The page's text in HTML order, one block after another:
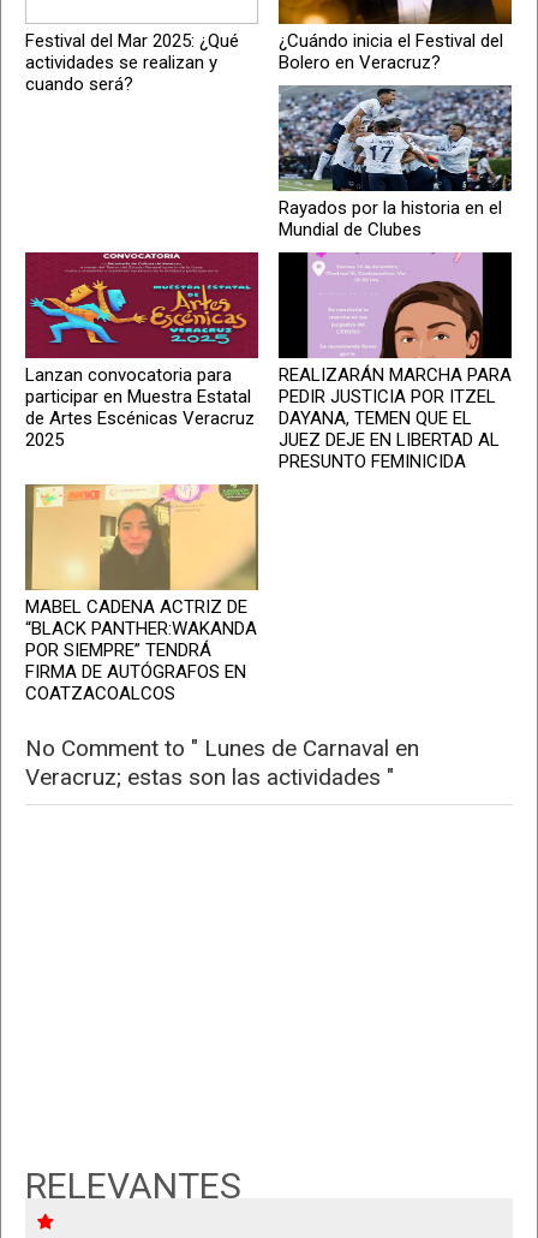
Festival del Mar 2025: ¿Qué
actividades se realizan y
cuando será?
¿Cuándo inicia el Festival del
Bolero en Veracruz?
Rayados por la historia en el
Mundial de Clubes
Lanzan convocatoria para
participar en Muestra Estatal
de Artes Escénicas Veracruz
2025
REALIZARÁN MARCHA PARA
PEDIR JUSTICIA POR ITZEL
DAYANA, TEMEN QUE EL
JUEZ DEJE EN LIBERTAD AL
PRESUNTO FEMINICIDA
MABEL CADENA ACTRIZ DE
“BLACK PANTHER:WAKANDA
POR SIEMPRE” TENDRÁ
FIRMA DE AUTÓGRAFOS EN
COATZACOALCOS
No Comment to " Lunes de Carnaval en
Veracruz; estas son las actividades "
RELEVANTES